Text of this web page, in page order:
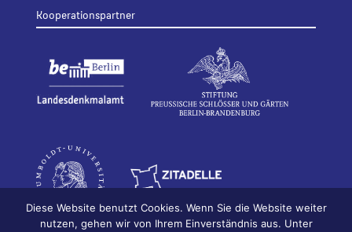
Kooperationspartner
Diese Website benutzt Cookies. Wenn Sie die Website weiter
nutzen, gehen wir von Ihrem Einverständnis aus. Unter